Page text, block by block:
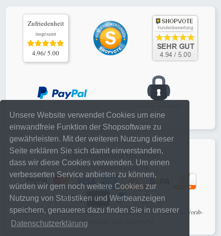
Unsere Website verwendet Cookies um eine
einwandfreie Funktion der Shopsoftware zu
gewährleisten. Mit der weiteren Nutzung dieser
Seite erklären Sie sich damit einverstanden,
dass wir diese Cookies verwenden. Um einen
verbesserten Service anbieten zu können,
würden wir gern noch weitere Cookies zur
Nutzung von Statistiken und Werbeanzeigen
speichern, genaueres dazu finden Sie in unserer
Datenschutzerklärung
Zufriedenheit
insgesamt
4.96/ 5.00
Zahlungsarten im Shop
je nach Verfügbarkeit bei PayPal
schnelle, sichere online Zahlungen mit PayPal Checkout oder klassische Vorab-
Banküberweisung ganz ohne PayPal